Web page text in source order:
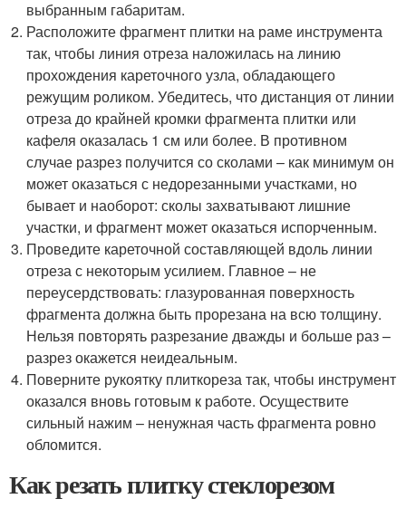
выбранным габаритам.
Расположите фрагмент плитки на раме инструмента
так, чтобы линия отреза наложилась на линию
прохождения кареточного узла, обладающего
режущим роликом. Убедитесь, что дистанция от линии
отреза до крайней кромки фрагмента плитки или
кафеля оказалась 1 см или более. В противном
случае разрез получится со сколами – как минимум он
может оказаться с недорезанными участками, но
бывает и наоборот: сколы захватывают лишние
участки, и фрагмент может оказаться испорченным.
Проведите кареточной составляющей вдоль линии
отреза с некоторым усилием. Главное – не
переусердствовать: глазурованная поверхность
фрагмента должна быть прорезана на всю толщину.
Нельзя повторять разрезание дважды и больше раз –
разрез окажется неидеальным.
Поверните рукоятку плиткореза так, чтобы инструмент
оказался вновь готовым к работе. Осуществите
сильный нажим – ненужная часть фрагмента ровно
обломится.
Как резать плитку стеклорезом